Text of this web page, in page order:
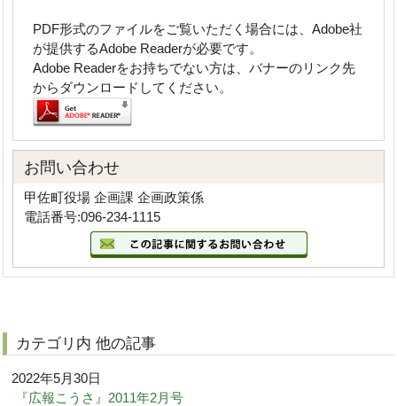
PDF形式のファイルをご覧いただく場合には、Adobe社
が提供するAdobe Readerが必要です。
Adobe Readerをお持ちでない方は、バナーのリンク先
からダウンロードしてください。
お問い合わせ
甲佐町役場 企画課 企画政策係
電話番号:096-234-1115
カテゴリ内 他の記事
2022年5月30日
『広報こうさ』2011年2月号